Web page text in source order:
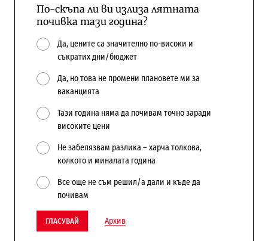
По-скъпа ли ви излиза лятната
почивка тази година?
Да, цените са значително по-високи и
съкратих дни/бюджет
Да, но това не промени плановете ми за
ваканцията
Тази година няма да почивам точно заради
високите цени
Не забелязвам разлика – харча толкова,
колкото и миналата година
Все още не съм решил/а дали и къде да
почивам
ГЛАСУВАЙ Архив